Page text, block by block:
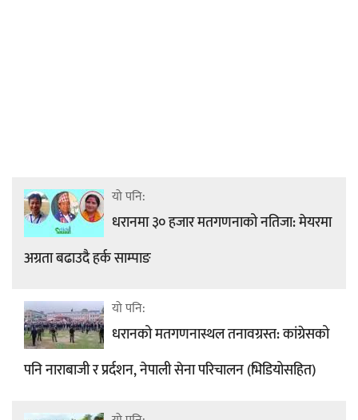
यो पनि:
धरानमा ३० हजार मतगणनाको नतिजा: मेयरमा
अग्रता बढाउदै हर्क साम्पाङ
यो पनि:
धरानको मतगणनास्थल तनावग्रस्त: कांग्रेसको
पनि नाराबाजी र प्रर्दशन, नेपाली सेना परिचालन (भिडियोसहित)